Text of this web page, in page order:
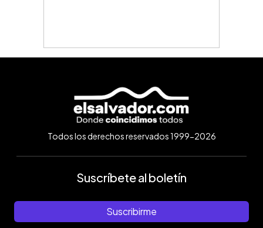
Todos los derechos reservados 1999-2026
Suscríbete al boletín
Suscribirme